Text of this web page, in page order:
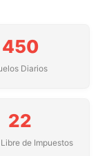
450
Diarios
22
de Impuestos